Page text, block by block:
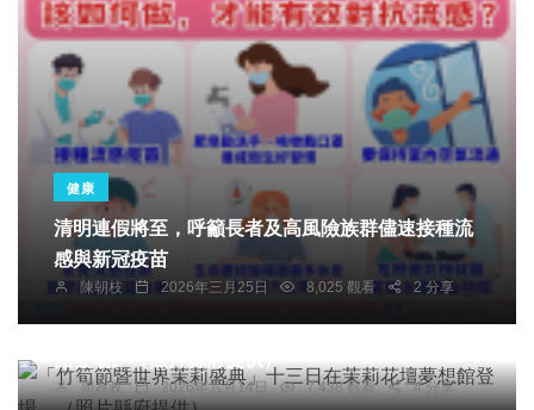
健康
清明連假將至，呼籲長者及高風險族群儘速接種流
感與新冠疫苗
陳朝枝 2026年三月25日 8,025 觀看 2 分享
社會 農業 旅遊
文教
「竹筍節暨世界茉莉盛典」十三日在茉莉花壇夢想
周為政 2026年六月14日 7,438 觀看 4 分享
高雄機場六月試辦多元計程車機場載客運將樂觀其